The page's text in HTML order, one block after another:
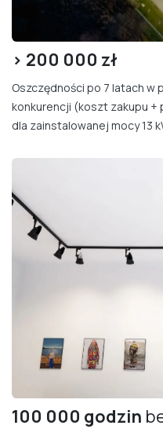
> 200 000 zł
Oszczędności po 7 latach w
konkurencji (koszt zakupu
dla zainstalowanej mocy 13
100 000 godzin